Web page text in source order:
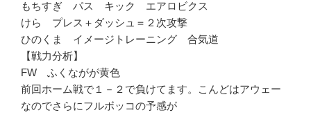
もちすぎ パス キック エアロビクス
けら プレス＋ダッシュ＝２次攻撃
ひのくま イメージトレーニング 合気道
【戦力分析】
FW ふくながが黄色
前回ホーム戦で１－２で負けてます。こんどはアウェー
なのでさらにフルボッコの予感が